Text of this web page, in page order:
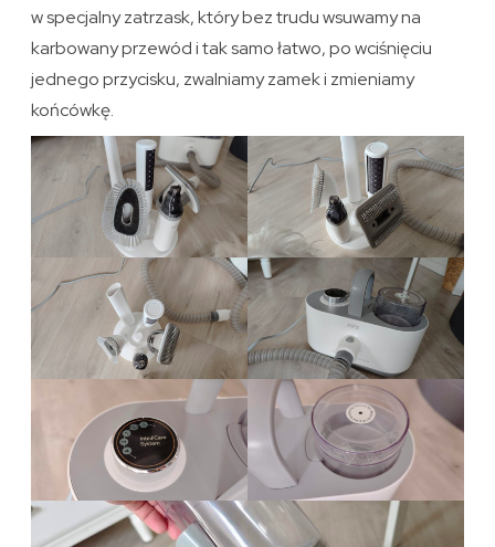
w specjalny zatrzask, który bez trudu wsuwamy na
karbowany przewód i tak samo łatwo, po wciśnięciu
jednego przycisku, zwalniamy zamek i zmieniamy
końcówkę.